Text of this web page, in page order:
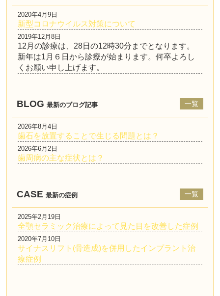
2020年4月9日
新型コロナウイルス対策について
2019年12月8日
12月の診療は、28日の12時30分までとなります。
新年は1月６日から診療が始まります。何卒よろし
くお願い申し上げます。
BLOG 最新のブログ記事 一覧
2026年8月4日
歯石を放置することで生じる問題とは？
2026年6月2日
歯周病の主な症状とは？
CASE 最新の症例 一覧
2025年2月19日
全顎セラミック治療によって見た目を改善した症例
2020年7月10日
サイナスリフト(骨造成)を併用したインプラント治
療症例